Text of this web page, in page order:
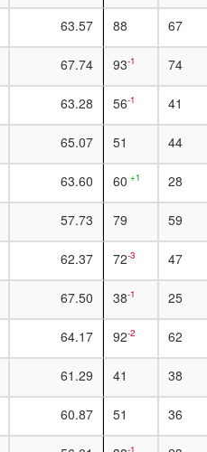
63.57 88 67
67.74 93-1 74
63.28 56-1 41
65.07 51 44
63.60 60 +1 28
57.73 79 59
62.37 72-3 47
67.50 38-1 25
64.17 92-2 62
61.29 41 38
60.87 51 36